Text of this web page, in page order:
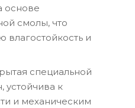
основе
смолы, что
влагостойкость и
специальной
устойчива к
и механическим